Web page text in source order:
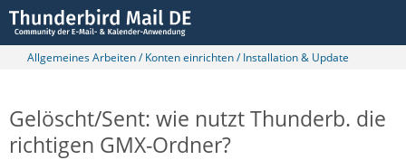
Allgemeines Arbeiten / Konten einrichten / Installation & Update
Gelöscht/Sent: wie nutzt Thunderb. die
richtigen GMX-Ordner?